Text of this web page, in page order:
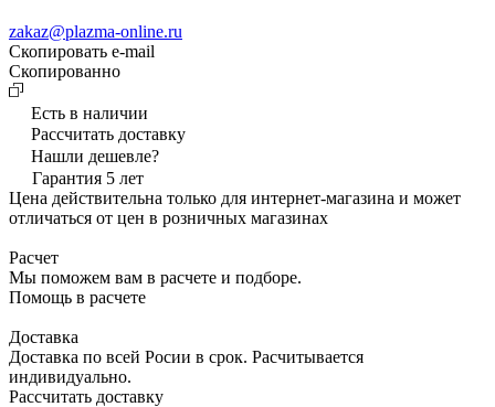
zakaz@plazma-online.ru
Скопировать e-mail
Cкопированно
Есть в наличии
Рассчитать доставку
Нашли дешевле?
Гарантия 5 лет
Цена действительна только для интернет-магазина и может
отличаться от цен в розничных магазинах
Расчет
Мы поможем вам в расчете и подборе.
Помощь в расчете
Доставка
Доставка по всей Росии в срок. Расчитывается
индивидуально.
Рассчитать доставку